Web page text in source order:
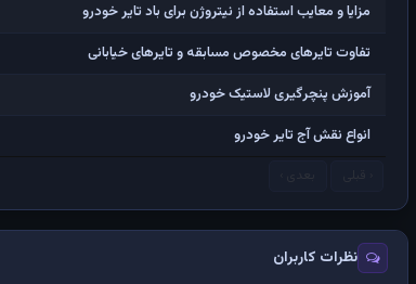
مزایا و معایب استفاده از نیتروژن برای باد تایر خودرو
تفاوت تایرهای مخصوص مسابقه و تایرهای خیابانی
آموزش پنچرگیری لاستیک خودرو
انواع نقش آج تایر خودرو
نظرات کاربران